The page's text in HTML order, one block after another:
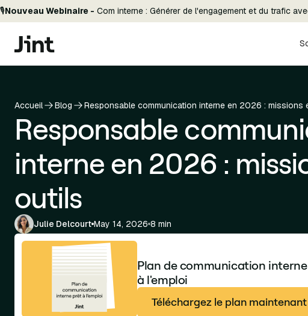
🎙️Nouveau Webinaire - Com interne : Générer de l'engagement et du trafic
Accueil Blog Responsable communication interne en 2026 : missions
Responsable
interne en 2026 :
outils
Julie Delcourt May 14, 2026 8 min
Plan de communication
à l'emploi
Téléchargez le plan maintenant